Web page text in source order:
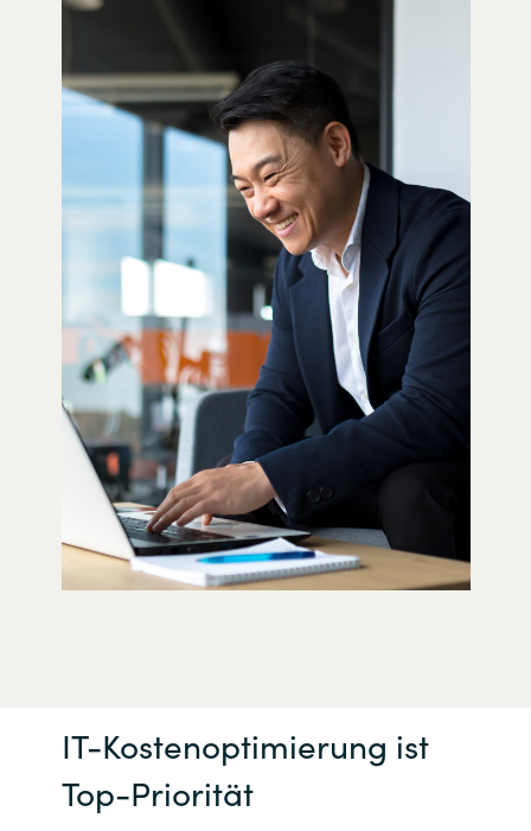
IT-Kostenoptimierung ist
Top-Priorität